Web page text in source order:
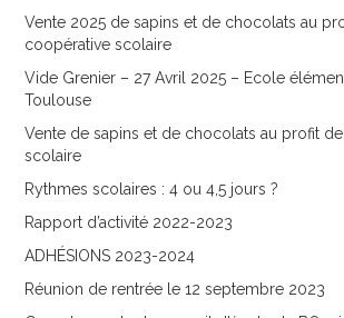
Vente 2025 de sapins et de chocolats au
coopérative scolaire
Vide Grenier – 27 Avril 2025 – Ecole
Toulouse
Vente de sapins et de chocolats au profit
scolaire
Rythmes scolaires : 4 ou 4,5 jours ?
Rapport d’activité 2022-2023
ADHÉSIONS 2023-2024
Réunion de rentrée le 12 septembre 2023